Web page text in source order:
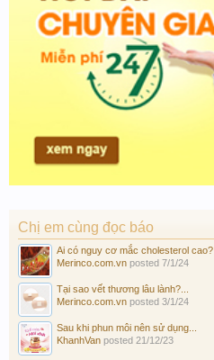
Chị em cùng đọc báo
Ai có nguy cơ mắc cholesterol cao?
Merinco.com.vn posted 7/1/24
Tại sao vết thương lâu lành?...
Merinco.com.vn posted 3/1/24
Sau khi phun môi nên sử dụng...
KhanhVan posted 21/12/23